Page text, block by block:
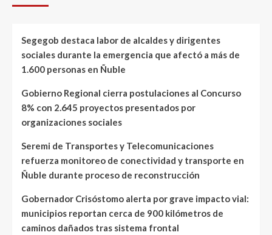
Segegob destaca labor de alcaldes y dirigentes
sociales durante la emergencia que afectó a más de
1.600 personas en Ñuble
Gobierno Regional cierra postulaciones al Concurso
8% con 2.645 proyectos presentados por
organizaciones sociales
Seremi de Transportes y Telecomunicaciones
refuerza monitoreo de conectividad y transporte en
Ñuble durante proceso de reconstrucción
Gobernador Crisóstomo alerta por grave impacto vial:
municipios reportan cerca de 900 kilómetros de
caminos dañados tras sistema frontal